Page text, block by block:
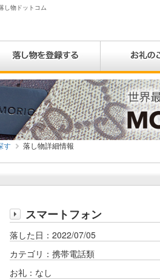
し物ドットコム
す 落し物詳細情報
スマートフォン
落した日：2022/07/05
カテゴリ：携帯電話類
お礼：なし